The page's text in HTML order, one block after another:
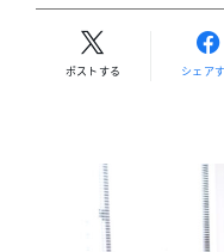
ポストする シェア